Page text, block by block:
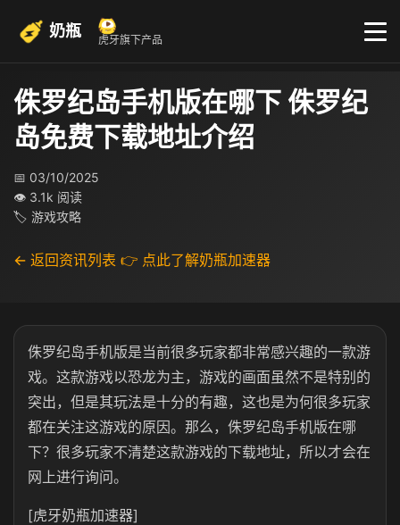
奶瓶 虎牙旗下产品
侏罗纪岛手机版在哪下 侏罗纪
岛免费下载地址介绍
📅 03/10/2025
👁 3.1k 阅读
🏷 游戏攻略
← 返回资讯列表 👉 点此了解奶瓶加速器
侏罗纪岛手机版是当前很多玩家都非常感兴趣的一款游
戏。这款游戏以恐龙为主，游戏的画面虽然不是特别的
突出，但是其玩法是十分的有趣，这也是为何很多玩家
都在关注这游戏的原因。那么，侏罗纪岛手机版在哪
下？很多玩家不清楚这款游戏的下载地址，所以才会在
网上进行询问。
[虎牙奶瓶加速器]